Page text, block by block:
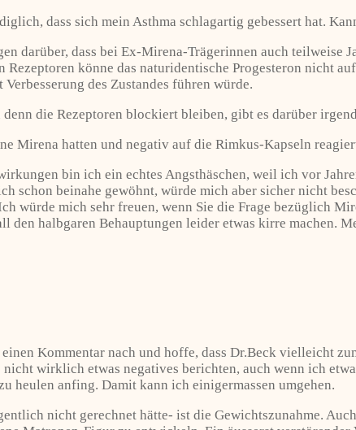
dass sich mein Asthma schlagartig gebessert hat.
darüber, dass bei Ex-Mirena-Trägerinnen auch teilweise
könne das naturidentische Progesteron nicht
des Zustandes führen würde.
die Rezeptoren blockiert bleiben, gibt es darüber
Mirena hatten und negativ auf die Rimkus-Kapseln
bin ich ein echtes Angsthäschen, weil ich vor
schon beinahe gewöhnt, würde mich aber sicher nicht
würde mich sehr freuen, wenn Sie die Frage bezüglich
den halbgaren Behauptungen leider etwas kirre machen.
Kommentar nach und hoffe, dass Dr.Beck vielleicht
wirklich etwas negatives berichten, auch wenn ich
heulen anfing. Damit kann ich einigermassen umgehen.
nicht gerechnet hätte- ist die Gewichtszunahme.